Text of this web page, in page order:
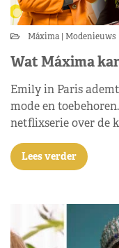
Máxima Modenieuws
Wat Máxima
Emily in Paris
mode en
netflixserie over de
Lees verder